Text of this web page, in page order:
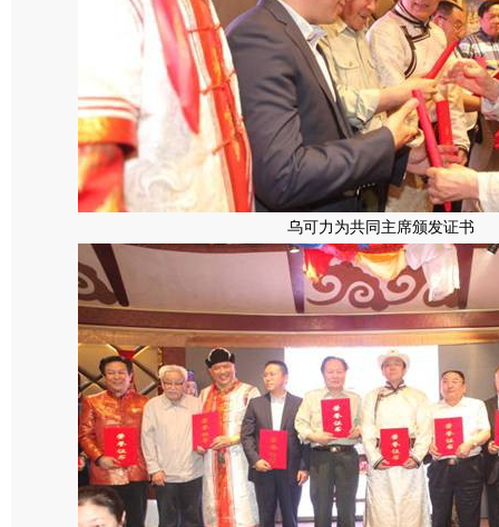
乌可力为共同主席颁发证书